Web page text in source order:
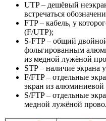
UTP – дешёвый
встречаться
FTP – кабель, у
(F/UTP);
S-FTP – общий
фольгированным
из медной лужёной
STP – наличие экрана
F/FTP – отдельные
экран из алюминиевой
S/FTP – отдельные
медной лужёной